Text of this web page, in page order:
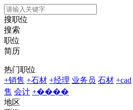
搜职位
搜索
职位
简历
热门职位
+销售 +石材 +经理 业务员 石材 +cad
售 会计 +����
地区